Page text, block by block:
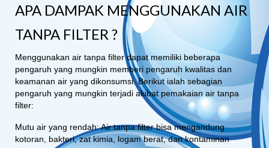
APA DAMPAK MENGGUNAKAN AIR
TANPA FILTER ?
Menggunakan air tanpa filter dapat memiliki beberapa
pengaruh yang mungkin memberi pengaruh kwalitas dan
keamanan air yang dikonsumsi. Berikut ialah sebagian
pengaruh yang mungkin terjadi akibat pemakaian air tanpa
filter:
Mutu air yang rendah: Air tanpa filter bisa mengandung
kotoran, bakteri, zat kimia, logam berat, dan kontaminan